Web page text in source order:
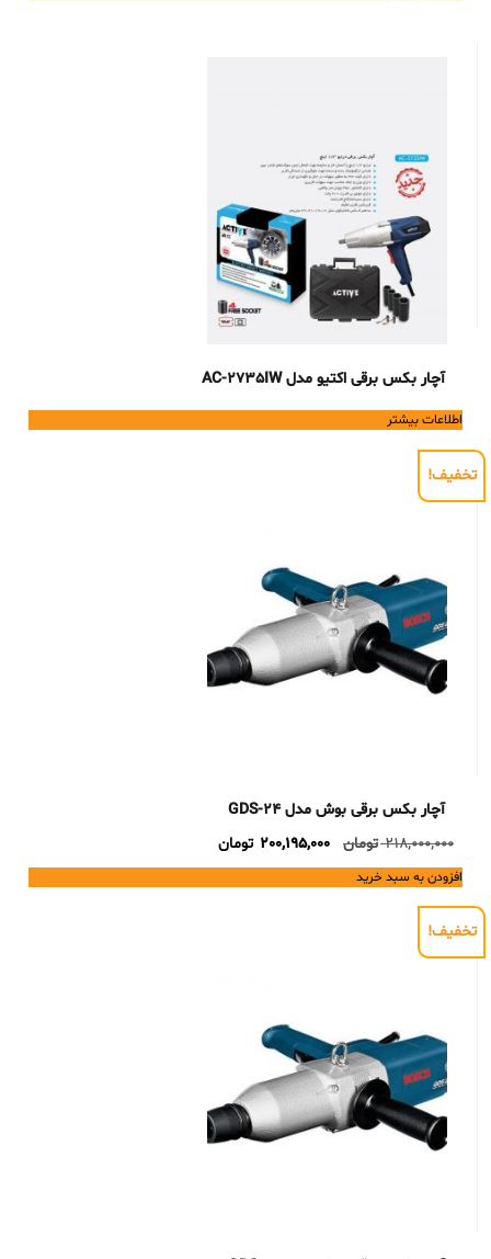
آچار بکس برقی اکتیو مدل AC-2735IW
اطلاعات بیشتر
تخفیف!
آچار بکس برقی بوش مدل GDS-24
218,000,000 تومان
Original
price
was:
200,195,000 تومانCurrent
price
is:
افزودن به سبد خرید
تخفیف!